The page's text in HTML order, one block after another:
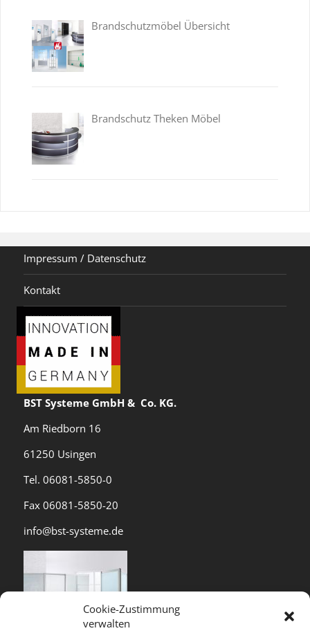
Cookie-Zustimmung
verwalten
Brandschutzmöbel Übersicht
Brandschutz Theken Möbel
Impressum / Datenschutz
Kontakt
BST Systeme GmbH & Co. KG.
Am Riedborn 16
61250 Usingen
Tel. 06081-5850-0
Fax 06081-5850-20
info@bst-systeme.de